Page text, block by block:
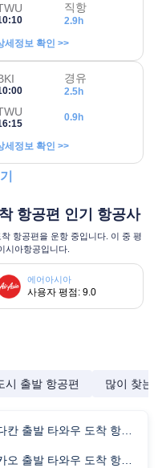
직항
2.9h
세정보 확인 >>
경유
2.5h
0.9h
세정보 확인 >>
항공편 인기 항공사
항공편을 운항 중입니다. 이 중 평
시아항공입니다.
에어아시아
사용자 평점: 9.0
시 출발 항공편 많이 찾는